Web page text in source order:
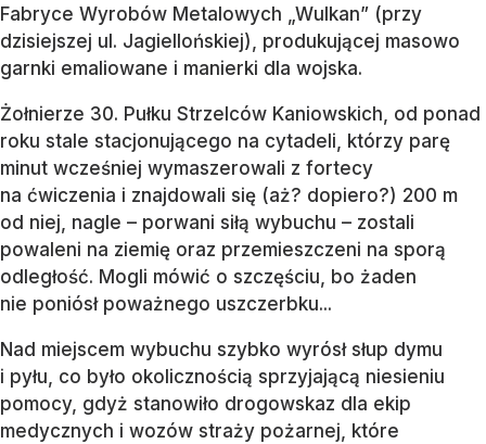
Fabryce Wyrobów Metalowych „Wulkan” (przy
dzisiejszej ul. Jagiellońskiej), produkującej masowo
garnki emaliowane i manierki dla wojska.
Żołnierze 30. Pułku Strzelców Kaniowskich, od ponad
roku stale stacjonującego na cytadeli, którzy parę
minut wcześniej wymaszerowali z fortecy
na ćwiczenia i znajdowali się (aż? dopiero?) 200 m
od niej, nagle – porwani siłą wybuchu – zostali
powaleni na ziemię oraz przemieszczeni na sporą
odległość. Mogli mówić o szczęściu, bo żaden
nie poniósł poważnego uszczerbku...
Nad miejscem wybuchu szybko wyrósł słup dymu
i pyłu, co było okolicznością sprzyjającą niesieniu
pomocy, gdyż stanowiło drogowskaz dla ekip
medycznych i wozów straży pożarnej, które